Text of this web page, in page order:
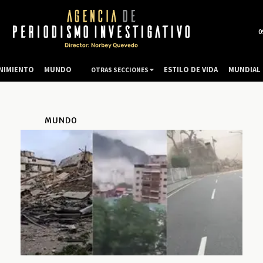
MUNDO
MUNDO OTRAS SECCIONES ESTILO DE VIDA MUNDIAL